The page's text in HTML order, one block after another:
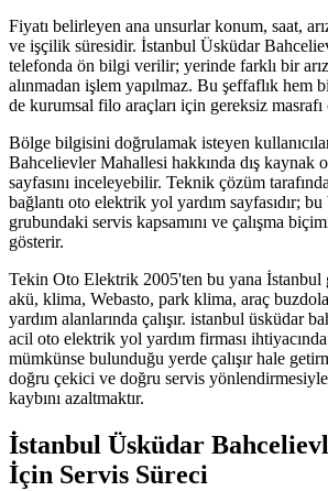
Fiyatı belirleyen ana unsurlar konum, saat,
ve işçilik süresidir. İstanbul Üsküdar
telefonda ön bilgi verilir; yerinde farklı bir
alınmadan işlem yapılmaz. Bu şeffaflık hem
de kurumsal filo araçları için gereksiz masrafı
Bölge bilgisini doğrulamak isteyen
Bahcelievler Mahallesi hakkında dış kaynak
sayfasını inceleyebilir. Teknik çözüm
bağlantı oto elektrik yol yardım sayfasıdır; bu
grubundaki servis kapsamını ve çalışma
gösterir.
Tekin Oto Elektrik 2005'ten bu yana İstanbul
akü, klima, Webasto, park klima, araç
yardım alanlarında çalışır. istanbul üsküdar
acil oto elektrik yol yardım firması
mümkünse bulunduğu yerde çalışır hale
doğru çekici ve doğru servis
kaybını azaltmaktır.
İstanbul Üsküdar
İçin Servis Süreci